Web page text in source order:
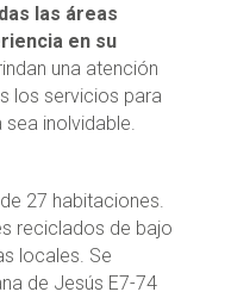
las áreas
en su
una atención
los servicios para
sea inolvidable.
27 habitaciones.
reciclados de bajo
locales. Se
de Jesús E7-74